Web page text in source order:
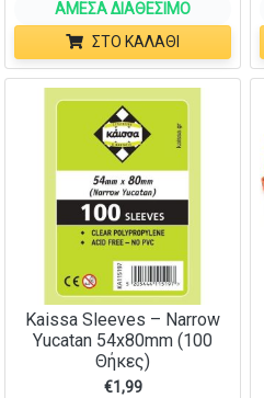
ΆΜΕΣΑ ΔΙΑΘΈΣΙΜΟ
ΣΤΟ ΚΑΛΆΘΙ
Kaissa Sleeves – Narrow
Yucatan 54x80mm (100
Θήκες)
€1,99